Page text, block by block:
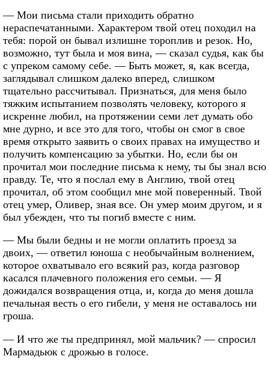
— Мои письма стали приходить обратно
нераспечатанными. Характером твой отец походил на
тебя: порой он бывал излишне тороплив и резок. Но,
возможно, тут была и моя вина, — сказал судья, как бы
с упреком самому себе. — Быть может, я, как всегда,
заглядывал слишком далеко вперед, слишком
тщательно рассчитывал. Признаться, для меня было
тяжким испытанием позволять человеку, которого я
искренне любил, на протяжении семи лет думать обо
мне дурно, и все это для того, чтобы он смог в свое
время открыто заявить о своих правах на имущество и
получить компенсацию за убытки. Но, если бы он
прочитал мои последние письма к нему, ты бы знал всю
правду. Те, что я послал ему в Англию, твой отец
прочитал, об этом сообщил мне мой поверенный. Твой
отец умер, Оливер, зная все. Он умер моим другом, и я
был убежден, что ты погиб вместе с ним.
— Мы были бедны и не могли оплатить проезд за
двоих, — ответил юноша с необычайным волнением,
которое охватывало его всякий раз, когда разговор
касался плачевного положения его семьи. — Я
дожидался возвращения отца, и, когда до меня дошла
печальная весть о его гибели, у меня не оставалось ни
гроша.
— И что же ты предпринял, мой мальчик? — спросил
Мармадьюк с дрожью в голосе.